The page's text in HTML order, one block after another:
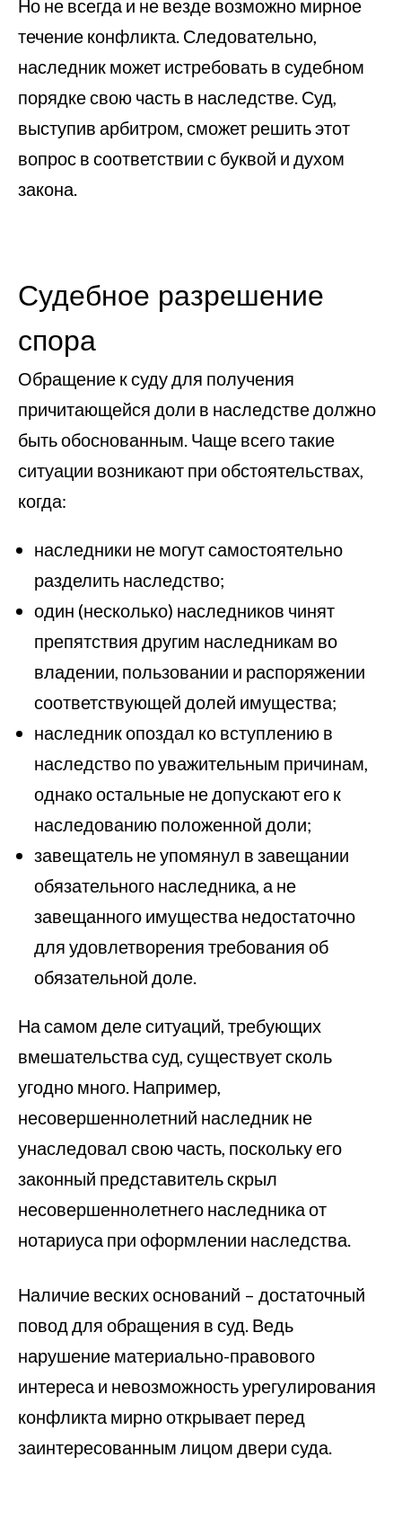
Но не всегда и не везде возможно мирное
течение конфликта. Следовательно,
наследник может истребовать в судебном
порядке свою часть в наследстве. Суд,
выступив арбитром, сможет решить этот
вопрос в соответствии с буквой и духом
закона.
Судебное разрешение
спора
Обращение к суду для получения
причитающейся доли в наследстве должно
быть обоснованным. Чаще всего такие
ситуации возникают при обстоятельствах,
когда:
наследники не могут самостоятельно
разделить наследство;
один (несколько) наследников чинят
препятствия другим наследникам во
владении, пользовании и распоряжении
соответствующей долей имущества;
наследник опоздал ко вступлению в
наследство по уважительным причинам,
однако остальные не допускают его к
наследованию положенной доли;
завещатель не упомянул в завещании
обязательного наследника, а не
завещанного имущества недостаточно
для удовлетворения требования об
обязательной доле.
На самом деле ситуаций, требующих
вмешательства суд, существует сколь
угодно много. Например,
несовершеннолетний наследник не
унаследовал свою часть, поскольку его
законный представитель скрыл
несовершеннолетнего наследника от
нотариуса при оформлении наследства.
Наличие веских оснований – достаточный
повод для обращения в суд. Ведь
нарушение материально-правового
интереса и невозможность урегулирования
конфликта мирно открывает перед
заинтересованным лицом двери суда.